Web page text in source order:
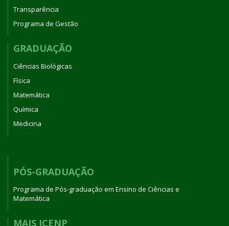
Transparência
Programa de Gestão
GRADUAÇÃO
Ciências Biológicas
Física
Matemática
Química
Medicina
PÓS-GRADUAÇÃO
Programa de Pós-graduação em Ensino de Ciências e
Matemática
MAIS ICENP